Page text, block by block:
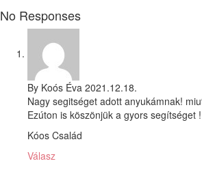
No Responses
By Koós Éva 2021.12.18.
Nagy segitséget adott anyukámnak!
Ezúton is köszönjük a gyors segítséget !
Kóos Család
Válasz